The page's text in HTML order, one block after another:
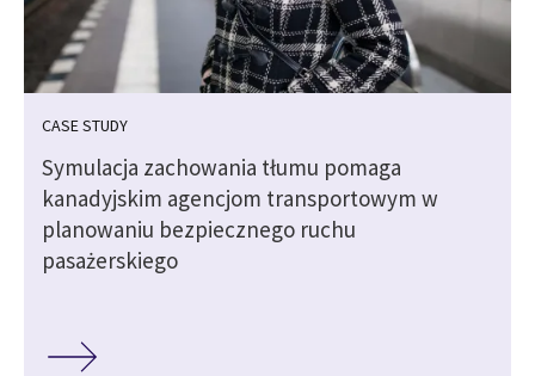
CASE STUDY
Symulacja zachowania tłumu pomaga
kanadyjskim agencjom transportowym w
planowaniu bezpiecznego ruchu
pasażerskiego